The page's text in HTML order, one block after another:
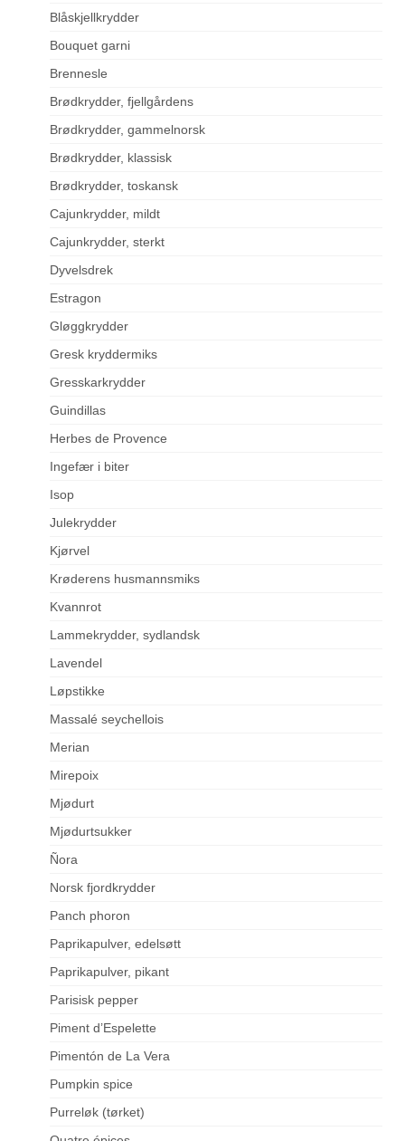
Blåskjellkrydder
Bouquet garni
Brennesle
Brødkrydder, fjellgårdens
Brødkrydder, gammelnorsk
Brødkrydder, klassisk
Brødkrydder, toskansk
Cajunkrydder, mildt
Cajunkrydder, sterkt
Dyvelsdrek
Estragon
Gløggkrydder
Gresk kryddermiks
Gresskarkrydder
Guindillas
Herbes de Provence
Ingefær i biter
Isop
Julekrydder
Kjørvel
Krøderens husmannsmiks
Kvannrot
Lammekrydder, sydlandsk
Lavendel
Løpstikke
Massalé seychellois
Merian
Mirepoix
Mjødurt
Mjødurtsukker
Ñora
Norsk fjordkrydder
Panch phoron
Paprikapulver, edelsøtt
Paprikapulver, pikant
Parisisk pepper
Piment d’Espelette
Pimentón de La Vera
Pumpkin spice
Purreløk (tørket)